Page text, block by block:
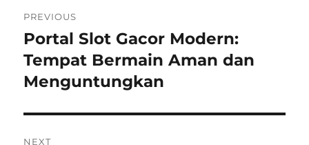
navigation
PREVIOUS
Previous
post:
Portal Slot Gacor Modern:
Tempat Bermain Aman dan
Menguntungkan
NEXT